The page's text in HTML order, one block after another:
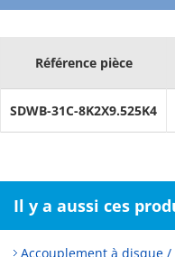
Référence pièce
SDWB-31C-8K2X9.525K4
Il y a aussi ces
Accouplement à disque